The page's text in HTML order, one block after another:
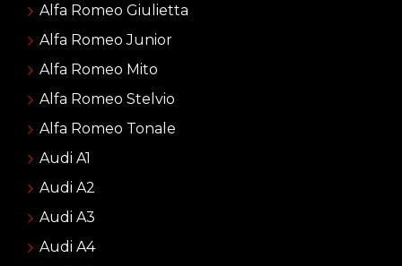
Alfa Romeo Giulietta
Alfa Romeo Junior
Alfa Romeo Mito
Alfa Romeo Stelvio
Alfa Romeo Tonale
Audi A1
Audi A2
Audi A3
Audi A4